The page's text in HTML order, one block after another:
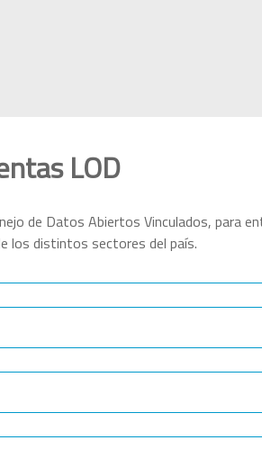
LOD
de Datos Abiertos Vinculados, para
los distintos sectores del país.